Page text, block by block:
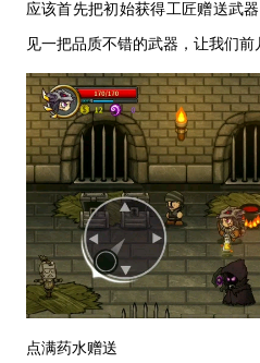
应该首先把初始获得工匠赠送武器
见一把品质不错的武器 ， 让我们前
点满药水赠送